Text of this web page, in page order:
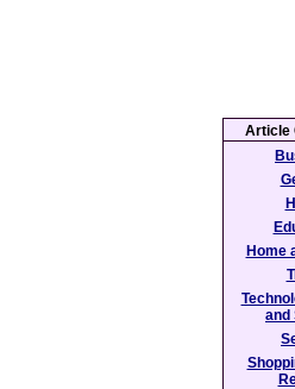
Article
Home
and